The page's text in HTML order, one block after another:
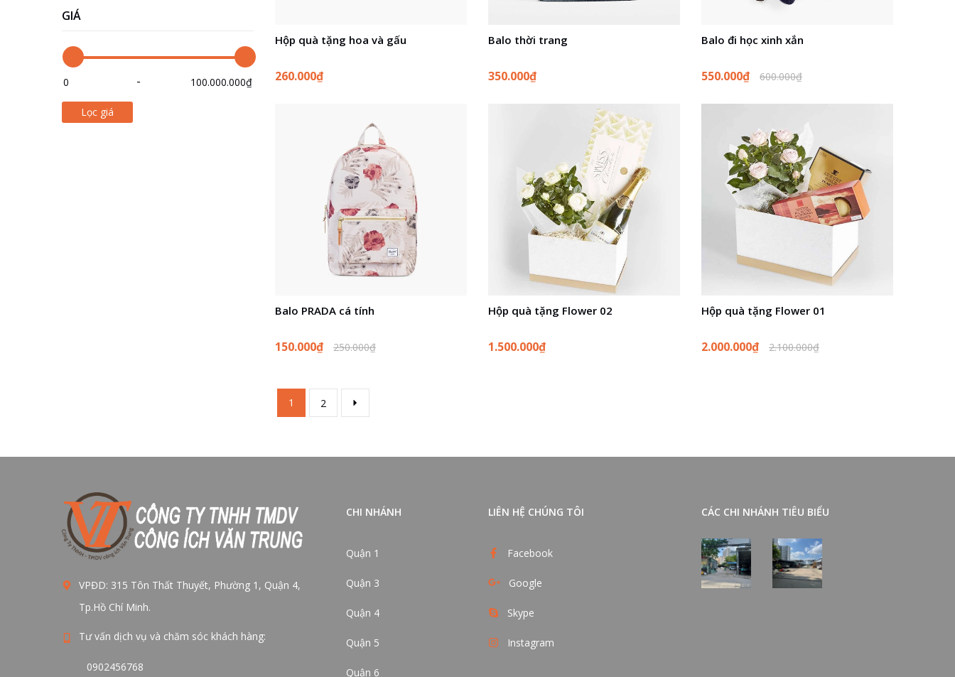
Hộp quà tặng hoa và gấu
260.000₫
Balo thời trang
350.000₫
Balo đi học xinh xắn
550.000₫ 600.000₫
Balo PRADA cá tính
150.000₫ 250.000₫
Hộp quà tặng Flower 02
1.500.000₫
Hộp quà tặng Flower 01
2.000.000₫ 2.100.000₫
1 2
GIÁ
Lọc giá
VPĐD: 315 Tôn Thất Thuyết, Phường 1, Quận 4,
Tp.Hồ Chí Minh.
Tư vấn dịch vụ và chăm sóc khách hàng:
0902456768
CHI NHÁNH
Quận 1
Quận 3
Quận 4
Quận 5
Quận 6
LIÊN HỆ CHÚNG TÔI
Facebook
Google
Skype
Instagram
CÁC CHI NHÁNH TIÊU BIỂU